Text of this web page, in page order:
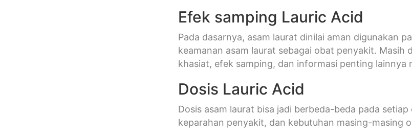
Efek samping Lauric Acid
Pada dasarnya, asam laurat dinilai aman digunakan
keamanan asam laurat sebagai obat penyakit.
khasiat, efek samping, dan informasi penting lainnya
Dosis Lauric Acid
Dosis asam laurat bisa jadi berbeda-beda pada
keparahan penyakit, dan kebutuhan masing-masing